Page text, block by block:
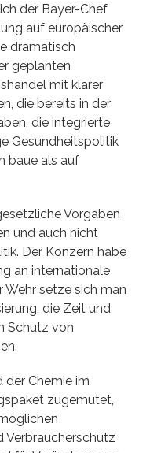
der Bayer-Chef
auf europäischer
dramatisch
geplanten
mit klarer
die bereits in der
die integrierte
Gesundheitspolitik
baue als auf
Vorgaben
und auch nicht
Der Konzern habe
an internationale
setze sich man
die Zeit und
Schutz von
der Chemie im
zugemutet,
Verbraucherschutz